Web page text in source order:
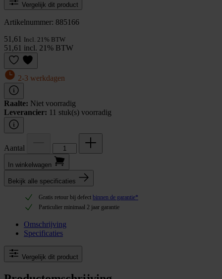
Vergelijk dit product
Artikelnummer: 885166
51,61 Incl. 21% BTW
51,61 incl. 21% BTW
2-3 werkdagen
Raalte: Niet voorradig
Leverancier: 11 stuk(s) voorradig
Aantal
In winkel­wagen
Bekijk alle specificaties
Gratis retour bij defect binnen de garantie*
Particulier minimaal 2 jaar garantie
Omschrijving
Specificaties
Vergelijk dit product